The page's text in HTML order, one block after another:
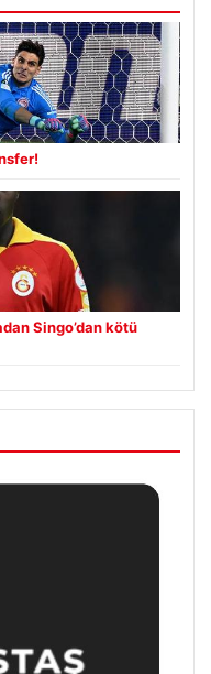
Singo’dan kötü